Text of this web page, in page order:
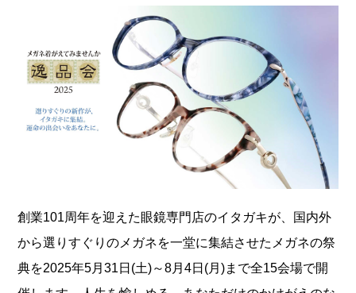
創業101周年を迎えた眼鏡専門店のイタガキが、国内外
から選りすぐりのメガネを一堂に集結させたメガネの祭
典を2025年5月31日(土)～8月4日(月)まで全15会場で開